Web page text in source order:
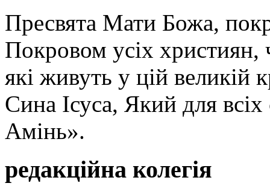
Пресвята Мати Божа,
Покровом усіх християн,
які живуть у цій великій
Сина Ісуса, Який для
Амінь».
редакційна колегія